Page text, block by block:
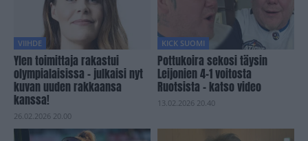
VIIHDE
Ylen toimittaja rakastui
olympialaisissa – julkaisi nyt
kuvan uuden rakkaansa
kanssa!
26.02.2026 20.00
KICK SUOMI
Pottukoira sekosi täysin
Leijonien 4–1 voitosta
Ruotsista – katso video
13.02.2026 20.40